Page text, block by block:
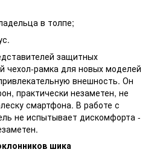
в толпе;
защитных
чехол-рамка для новых моделей
внешность. Он
практически незаметен, не
смартфона. В работе с
не испытывает дискомфорта -
шика